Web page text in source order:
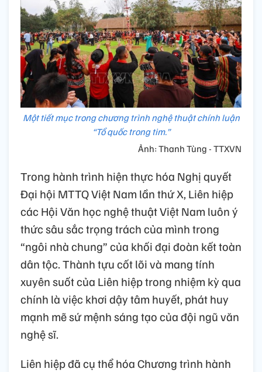
Một tiết mục trong chương trình nghệ thuật chính luận
“Tổ quốc trong tim.”
Ảnh: Thanh Tùng - TTXVN
Trong hành trình hiện thực hóa Nghị quyết
Đại hội MTTQ Việt Nam lần thứ X, Liên hiệp
các Hội Văn học nghệ thuật Việt Nam luôn ý
thức sâu sắc trọng trách của mình trong
“ngôi nhà chung” của khối đại đoàn kết toàn
dân tộc. Thành tựu cốt lõi và mang tính
xuyên suốt của Liên hiệp trong nhiệm kỳ qua
chính là việc khơi dậy tâm huyết, phát huy
mạnh mẽ sứ mệnh sáng tạo của đội ngũ văn
nghệ sĩ.
Liên hiệp đã cụ thể hóa Chương trình hành